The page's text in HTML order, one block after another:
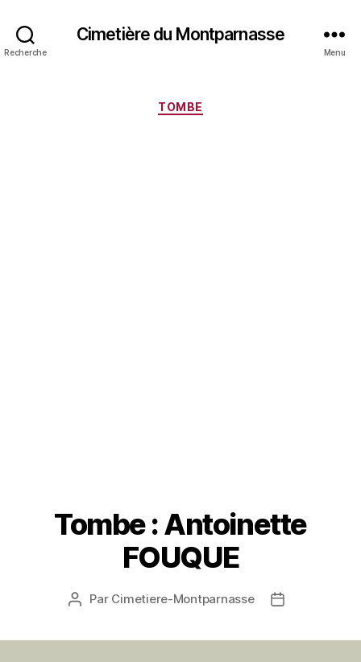
Recherche
Cimetière du Montparnasse
Menu
Catégories
TOMBE
Tombe : Antoinette
FOUQUE
Auteur
Par Cimetiere-Montparnasse
Date